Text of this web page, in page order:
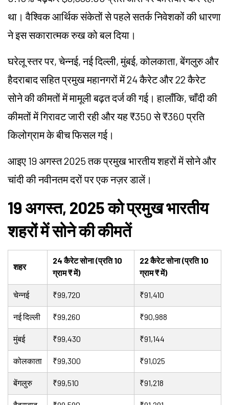
था। वैश्विक आर्थिक संकेतों से पहले सतर्क निवेशकों की धारणा
ने इस सकारात्मक रुख को बल दिया।
घरेलू स्तर पर, चेन्नई, नई दिल्ली, मुंबई, कोलकाता, बेंगलुरु और
हैदराबाद सहित प्रमुख महानगरों में 24 कैरेट और 22 कैरेट
सोने की कीमतों में मामूली बढ़त दर्ज की गई। हालाँकि, चाँदी की
कीमतों में गिरावट जारी रही और यह ₹350 से ₹360 प्रति
किलोग्राम के बीच फिसल गई।
आइए 19 अगस्त 2025 तक प्रमुख भारतीय शहरों में सोने और
चांदी की नवीनतम दरों पर एक नज़र डालें।
19 अगस्त, 2025 को प्रमुख भारतीय
शहरों में सोने की कीमतें
शहर
24 कैरेट सोना (प्रति 10
ग्राम ₹ में)
22 कैरेट सोना (प्रति 10
ग्राम ₹ में)
चेन्नई ₹99,720 ₹91,410
नई दिल्ली ₹99,260 ₹90,988
मुंबई ₹99,430 ₹91,144
कोलकाता ₹99,300 ₹91,025
बेंगलुरु ₹99,510 ₹91,218